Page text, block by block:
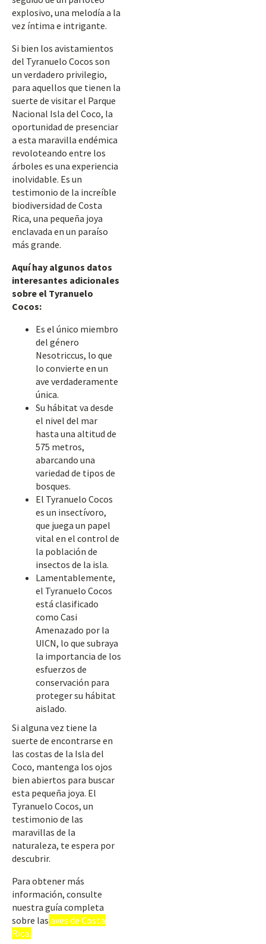
explosivo, una melodía a la
vez íntima e intrigante.
Si bien los avistamientos
del Tyranuelo Cocos son
un verdadero privilegio,
para aquellos que tienen la
suerte de visitar el Parque
Nacional Isla del Coco, la
oportunidad de presenciar
a esta maravilla endémica
revoloteando entre los
árboles es una experiencia
inolvidable. Es un
testimonio de la increíble
biodiversidad de Costa
Rica, una pequeña joya
enclavada en un paraíso
más grande.
Aquí hay algunos datos
interesantes adicionales
sobre el Tyranuelo
Cocos:
Es el único miembro
del género
Nesotriccus, lo que
lo convierte en un
ave verdaderamente
única.
Su hábitat va desde
el nivel del mar
hasta una altitud de
575 metros,
abarcando una
variedad de tipos de
bosques.
El Tyranuelo Cocos
es un insectívoro,
que juega un papel
vital en el control de
la población de
insectos de la isla.
Lamentablemente,
el Tyranuelo Cocos
está clasificado
como Casi
Amenazado por la
UICN, lo que subraya
la importancia de los
esfuerzos de
conservación para
proteger su hábitat
aislado.
Si alguna vez tiene la
suerte de encontrarse en
las costas de la Isla del
Coco, mantenga los ojos
bien abiertos para buscar
esta pequeña joya. El
Tyranuelo Cocos, un
testimonio de las
maravillas de la
naturaleza, te espera por
descubrir.
Para obtener más
información, consulte
nuestra guía completa
sobre las aves de Costa
Rica.